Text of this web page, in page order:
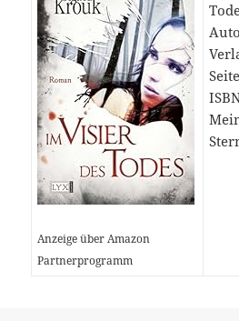
Anzeige über Amazon
Partnerprogramm